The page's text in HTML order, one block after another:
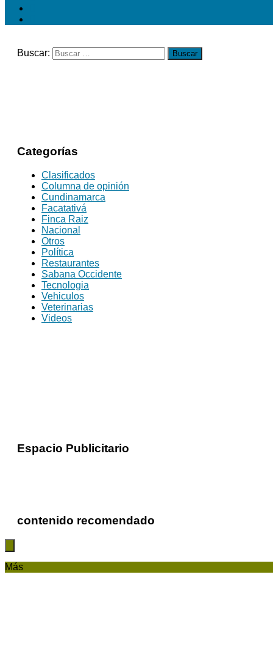
Buscar:
Categorías
Clasificados
Columna de opinión
Cundinamarca
Facatativá
Finca Raiz
Nacional
Otros
Política
Restaurantes
Sabana Occidente
Tecnologia
Vehiculos
Veterinarias
Videos
Espacio Publicitario
contenido recomendado
Más